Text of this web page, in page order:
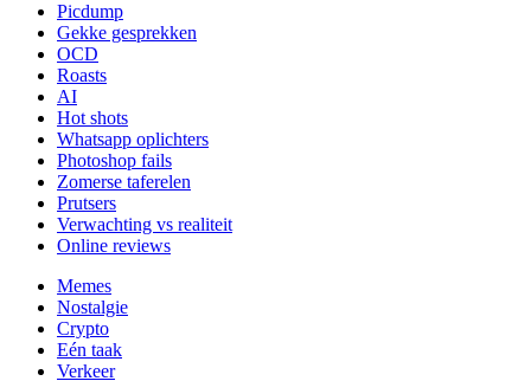
Picdump
Gekke gesprekken
OCD
Roasts
AI
Hot shots
Whatsapp oplichters
Photoshop fails
Zomerse taferelen
Prutsers
Verwachting vs realiteit
Online reviews
Memes
Nostalgie
Crypto
Eén taak
Verkeer